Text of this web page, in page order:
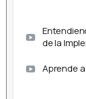
de la
Aprende